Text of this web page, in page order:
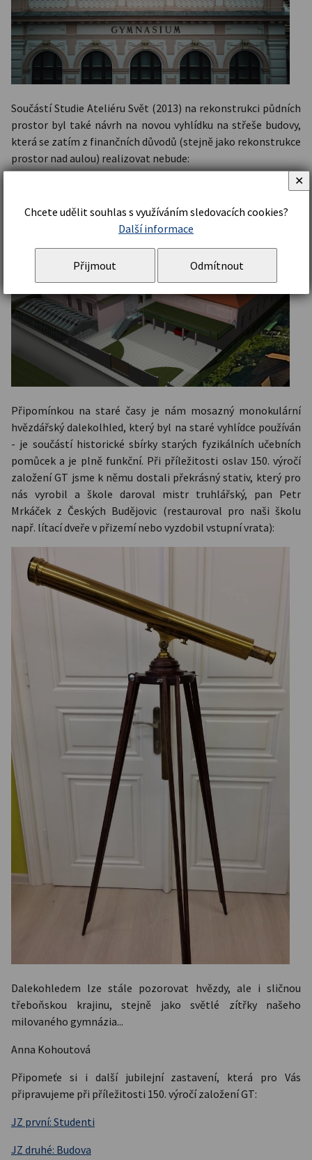
Součástí Studie Ateliéru Svět (2013) na rekonstrukci půdních
prostor byl také návrh na novou vyhlídku na střeše budovy,
která se zatím z finančních důvodů (stejně jako rekonstrukce
prostor nad aulou) realizovat nebude:
Připomínkou na staré časy je nám mosazný monokulární
hvězdářský dalekolhled, který byl na staré vyhlídce používán
- je součástí historické sbírky starých fyzikálních učebních
pomůcek a je plně funkční. Při příležitosti oslav 150. výročí
založení GT jsme k němu dostali překrásný stativ, který pro
nás vyrobil a škole daroval mistr truhlářský, pan Petr
Mrkáček z Českých Budějovic (restauroval pro naši školu
např. lítací dveře v přizemí nebo vyzdobil vstupní vrata):
Dalekohledem lze stále pozorovat hvězdy, ale i sličnou
třeboňskou krajinu, stejně jako světlé zítřky našeho
milovaného gymnázia...
Anna Kohoutová
Připomeťe si i další jubilejní zastavení, která pro Vás
připravujeme při příležitosti 150. výročí založení GT:
JZ první: Studenti
JZ druhé: Budova
Chcete udělit souhlas s využíváním sledovacích cookies?
Další informace
Přijmout Odmítnout
✕